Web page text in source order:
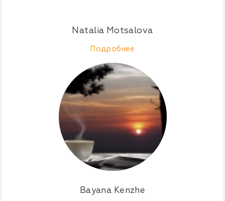
Natalia Motsalova
Подробнее
Bayana Kenzhe